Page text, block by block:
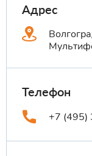
Адрес
Телефон
+7